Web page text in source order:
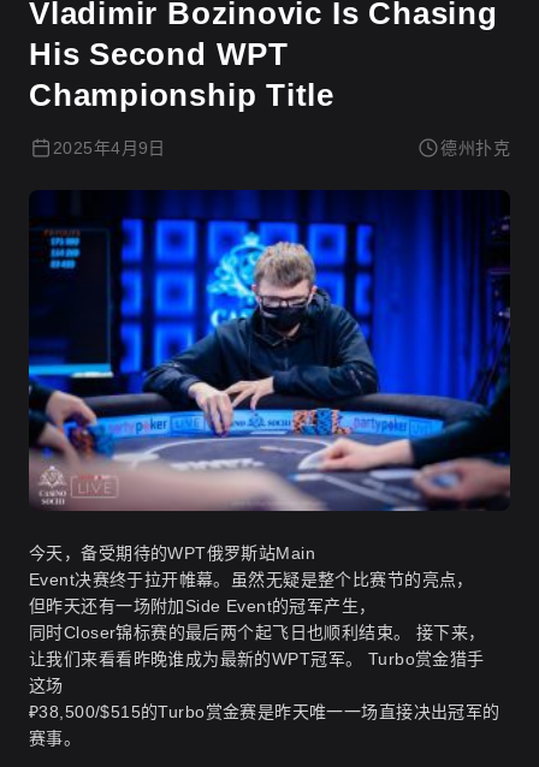
Vladimir Bozinovic Is Chasing
His Second WPT
Championship Title
2025年4月9日 德州扑克
今天，备受期待的WPT俄罗斯站Main
Event决赛终于拉开帷幕。虽然无疑是整个比赛节的亮点，
但昨天还有一场附加Side Event的冠军产生，
同时Closer锦标赛的最后两个起飞日也顺利结束。 接下来，
让我们来看看昨晚谁成为最新的WPT冠军。 Turbo赏金猎手
这场
₽38,500/$515的Turbo赏金赛是昨天唯一一场直接决出冠军的
赛事。